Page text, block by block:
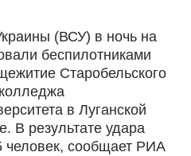
(ВСУ) в ночь на
беспилотниками
Старобельского
в Луганской
В результате удара
человек, сообщает РИА